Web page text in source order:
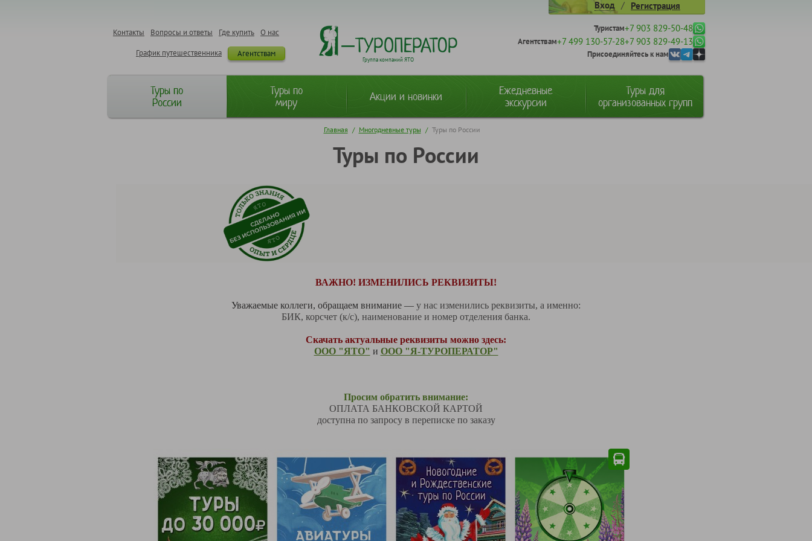
Вход / Регистрация
О нас
Где купить
Вопросы и ответы
Контакты
Агентствам
График путешественника
Группа компаний ЯТО
Туристам+7 903 829-50-48
Агентствам+7 499 130-57-28+7 903 829-49-13
Присоединяйтесь к нам
Туры по
России
Туры по
миру
Акции и новинки
Ежедневные
экскурсии
Туры для
организованных групп
Главная / Многодневные туры / Туры по России
Туры по России
ВАЖНО! ИЗМЕНИЛИСЬ РЕКВИЗИТЫ!
Уважаемые коллеги, обращаем внимание — у нас изменились реквизиты, а именно:
БИК, корсчет (к/с), наименование и номер отделения банка.
Скачать актуальные реквизиты можно здесь:
ООО "ЯТО" и ООО "Я-ТУРОПЕРАТОР"
Просим обратить внимание:
ОПЛАТА БАНКОВСКОЙ КАРТОЙ
доступна по запросу в переписке по заказу